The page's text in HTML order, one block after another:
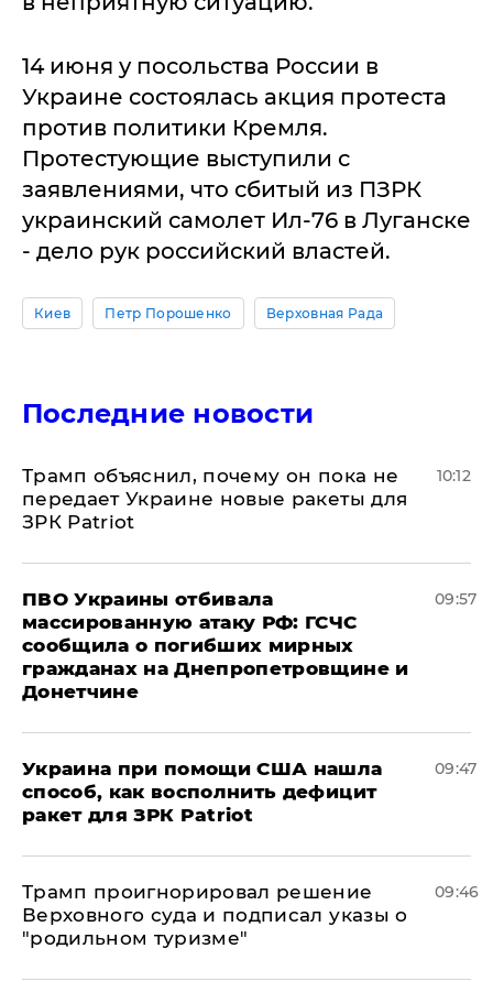
14 июня у посольства России в
Украине состоялась акция протеста
против политики Кремля.
Протестующие выступили с
заявлениями, что сбитый из ПЗРК
украинский самолет Ил-76 в Луганске
- дело рук российский властей.
Киев Петр Порошенко Верховная Рада
Последние новости
Трамп объяснил, почему он пока не
передает Украине новые ракеты для
ЗРК Patriot
10:12
ПВО Украины отбивала
массированную атаку РФ: ГСЧС
сообщила о погибших мирных
гражданах на Днепропетровщине и
Донетчине
09:57
Украина при помощи США нашла
способ, как восполнить дефицит
ракет для ЗРК Patriot
09:47
Трамп проигнорировал решение
Верховного суда и подписал указы о
"родильном туризме"
09:46